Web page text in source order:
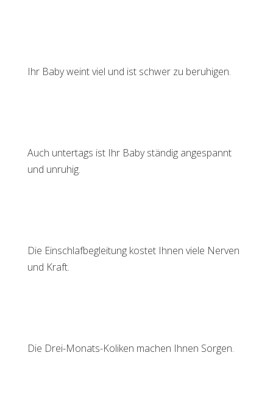
Ihr Baby weint viel und ist schwer zu beruhigen.
Auch untertags ist Ihr Baby ständig angespannt
und unruhig.
Die Einschlafbegleitung kostet Ihnen viele Nerven
und Kraft.
Die Drei-Monats-Koliken machen Ihnen Sorgen.